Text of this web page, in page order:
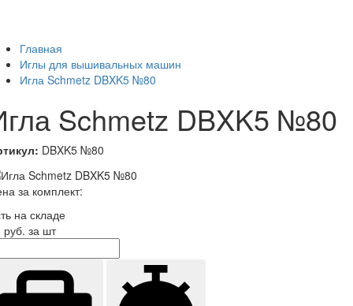
Главная
Иглы для вышивальных машин
Игла Schmetz DBXK5 №80
Schmetz DBXK5 №80
DBXK5 №80
за комплект:
на складе
руб. за шт